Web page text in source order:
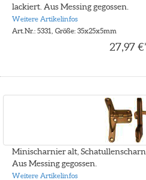
lackiert. Aus Messing gegossen.
Weitere Artikelinfos
Art.Nr.: 5331, Größe: 35x25x5mm
27,97
Minischarnier alt,
Aus Messing gegossen.
Weitere Artikelinfos